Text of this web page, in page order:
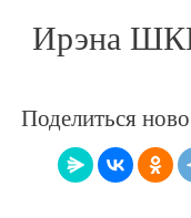
Ирэна
Поделиться